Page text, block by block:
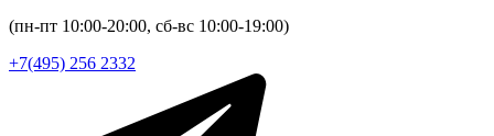
(пн-пт 10:00-20:00, сб-вс 10:00-19:00)
+7(495) 256 2332